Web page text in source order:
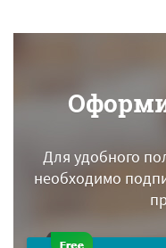
Для удобного
необходимо